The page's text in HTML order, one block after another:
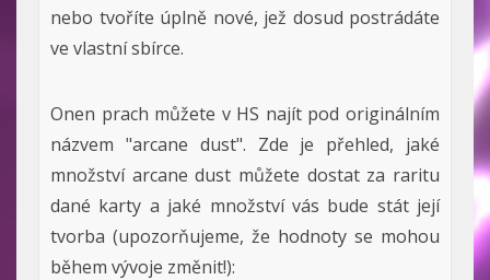
nebo tvoříte úplně nové, jež dosud postrádáte
ve vlastní sbírce.
Onen prach můžete v HS najít pod originálním
názvem "arcane dust". Zde je přehled, jaké
množství arcane dust můžete dostat za raritu
dané karty a jaké množství vás bude stát její
tvorba (upozorňujeme, že hodnoty se mohou
během vývoje změnit!):